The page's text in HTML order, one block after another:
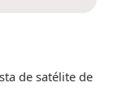
de satélite de